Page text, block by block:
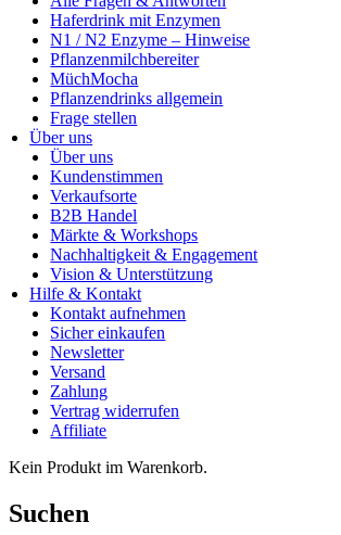
Haferdrink mit Enzymen
N1 / N2 Enzyme – Hinweise
Pflanzenmilchbereiter
MüchMocha
Pflanzendrinks allgemein
Frage stellen
Über uns
Über uns
Kundenstimmen
Verkaufsorte
B2B Handel
Märkte & Workshops
Nachhaltigkeit & Engagement
Vision & Unterstützung
Hilfe & Kontakt
Kontakt aufnehmen
Sicher einkaufen
Newsletter
Versand
Zahlung
Vertrag widerrufen
Affiliate
Kein Produkt im Warenkorb.
Suchen